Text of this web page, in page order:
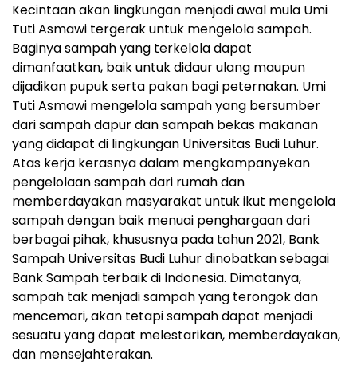
Kecintaan akan lingkungan menjadi awal mula Umi
Tuti Asmawi tergerak untuk mengelola sampah.
Baginya sampah yang terkelola dapat
dimanfaatkan, baik untuk didaur ulang maupun
dijadikan pupuk serta pakan bagi peternakan. Umi
Tuti Asmawi mengelola sampah yang bersumber
dari sampah dapur dan sampah bekas makanan
yang didapat di lingkungan Universitas Budi Luhur.
Atas kerja kerasnya dalam mengkampanyekan
pengelolaan sampah dari rumah dan
memberdayakan masyarakat untuk ikut mengelola
sampah dengan baik menuai penghargaan dari
berbagai pihak, khususnya pada tahun 2021, Bank
Sampah Universitas Budi Luhur dinobatkan sebagai
Bank Sampah terbaik di Indonesia. Dimatanya,
sampah tak menjadi sampah yang terongok dan
mencemari, akan tetapi sampah dapat menjadi
sesuatu yang dapat melestarikan, memberdayakan,
dan mensejahterakan.